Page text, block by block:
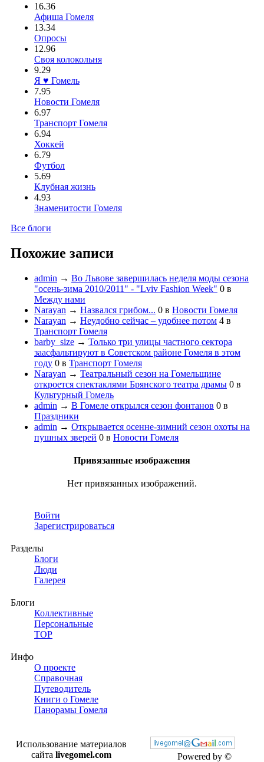
16.36
Афиша Гомеля
13.34
Опросы
12.96
Своя колокольня
9.29
Я ♥ Гомель
7.95
Новости Гомеля
6.97
Транспорт Гомеля
6.94
Хоккей
6.79
Футбол
5.69
Клубная жизнь
4.93
Знаменитости Гомеля
Все блоги
Похожие записи
admin → Во Львове завершилась неделя моды сезона
"осень-зима 2010/2011" - "Lviv Fashion Week" 0 в
Между нами
Narayan → Назвался грибом... 0 в Новости Гомеля
Narayan → Неудобно сейчас – удобнее потом 4 в
Транспорт Гомеля
barby_size → Только три улицы частного сектора
заасфальтируют в Советском районе Гомеля в этом
году 0 в Транспорт Гомеля
Narayan → Театральный сезон на Гомельщине
откроется спектаклями Брянского театра драмы 0 в
Культурный Гомель
admin → В Гомеле открылся сезон фонтанов 0 в
Праздники
admin → Открывается осенне-зимний сезон охоты на
пушных зверей 0 в Новости Гомеля
Привязанные изображения
Нет привязанных изображений.
Войти
Зарегистрироваться
Разделы
Блоги
Люди
Галерея
Блоги
Коллективные
Персональные
TOP
Инфо
О проекте
Справочная
Путеводитель
Книги о Гомеле
Панорамы Гомеля
Powered by ©
Использование материалов
сайта livegomel.com